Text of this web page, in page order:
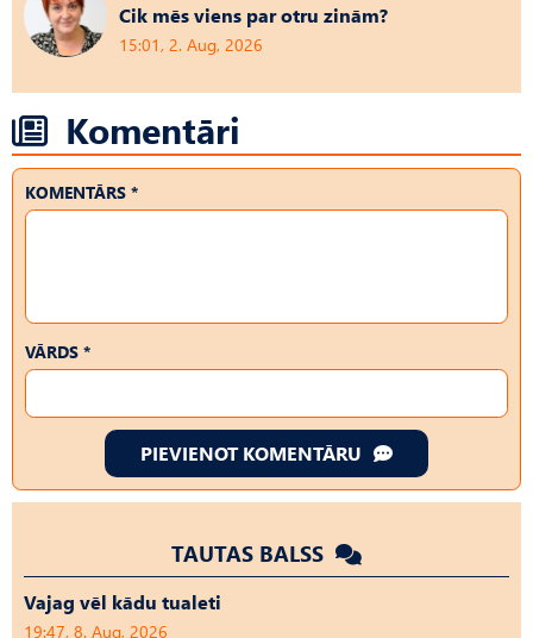
Cik mēs viens par otru zinām?
15:01, 2. Aug, 2026
Komentāri
KOMENTĀRS *
VĀRDS *
PIEVIENOT KOMENTĀRU
TAUTAS BALSS
Vajag vēl kādu tualeti
19:47, 8. Aug, 2026